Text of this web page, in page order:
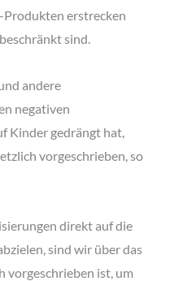
Produkten erstrecken
sind.
andere
negativen
Kinder gedrängt hat,
vorgeschrieben, so
direkt auf die
sind wir über das
vorgeschrieben ist, um